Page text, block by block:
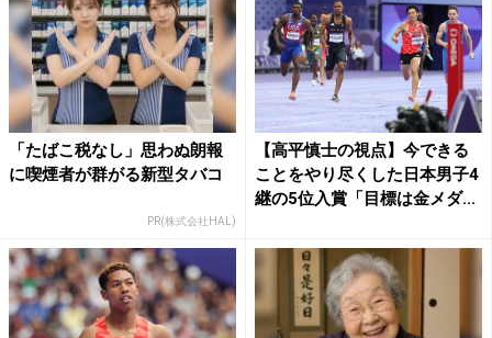
「たばこ税なし」思わぬ朗報
に喫煙者が群がる新型タバコ
PR(株式会社HAL)
【高平慎士の視点】今できる
ことをやり尽くした日本男子4
継の5位入賞「目標は金メダ...